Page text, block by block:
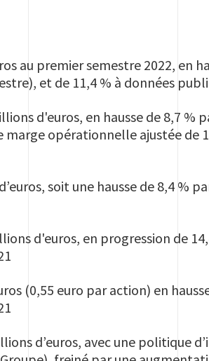
au premier semestre 2022, en
et de 11,4 % à données
d'euros, en hausse de 8,7 %
marge opérationnelle ajustée
soit une hausse de 8,4 %
d'euros, en progression de
(0,55 euro par action) en
d’euros, avec une politique